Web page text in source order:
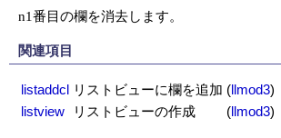
n1番目の欄を消去します。
関連項目
listaddcl リストビューに欄を追加 (llmod3)
listview
リストビューの作成 (llmod3)